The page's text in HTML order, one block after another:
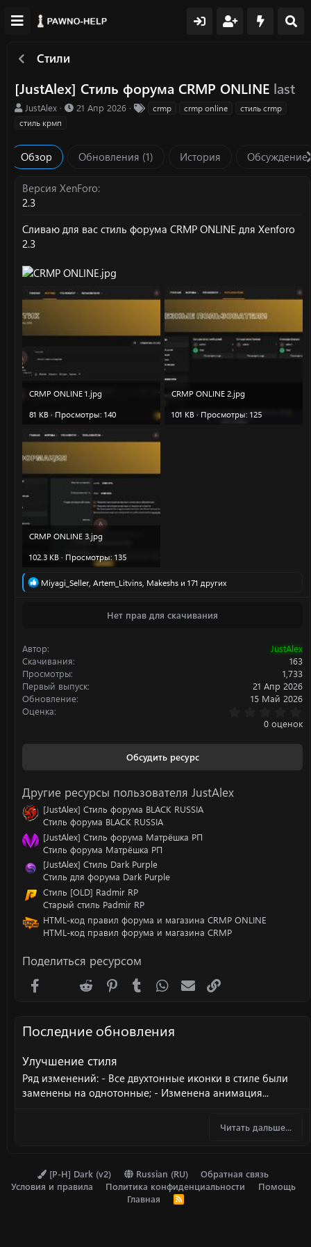
Стили
[JustAlex] Стиль форума CRMP ONLINE last
А
в
о
р
JustAlex
Д
с
з
д
и
21 Апр 2026 crmp crmp online
стиль crmp
стиль крмп
Обзор Обновления (1) История Обсуждение
Версия XenForo
2.3
Сливаю для вас стиль форума CRMP ONLINE для Xenforo
2.3
CRMP ONLINE 1.jpg
81 KB · Просмотры: 140
CRMP ONLINE 2.jpg
101 KB · Просмотры: 125
CRMP ONLINE 3.jpg
102.3 KB · Просмотры: 135
Р
и
:
Miyagi_Seller, Artem_Litvins, Makeshs и 171 других
Нет прав для скачивания
Автор
JustAlex
Скачивания
163
Просмотры
1,733
Первый выпуск
21 Апр 2026
Обновление
15 Май 2026
Оценка
.
0
0 оценок
Обсудить ресурс
Другие ресурсы пользователя JustAlex
[JustAlex] Стиль форума BLACK RUSSIA
Стиль форума BLACK RUSSIA
[JustAlex] Стиль форума Матрёшка РП
Стиль форума Матрёшка РП
[JustAlex] Стиль Dark Purple
Стиль для форума Dark Purple
Стиль [OLD] Radmir RP
Старый стиль Padmir RP
HTML-код правил форума и магазина CRMP ONLINE
HTML-код правил форума и магазина CRMP
Поделиться ресурсом
FacebookX (Twitter)
Reddit PinterestTumblr WhatsAppЭлектронная почта
Последние обновления
Улучшение стиля
Ряд изменений: - Все двухтонные иконки в стиле были
заменены на однотонные; - Изменена анимация...
Читать дальше...
[P-H] Dark (v2) Russian (RU)
Обратная связь
Условия и правила
Политика конфиденциальности
Помощь
Главная
R